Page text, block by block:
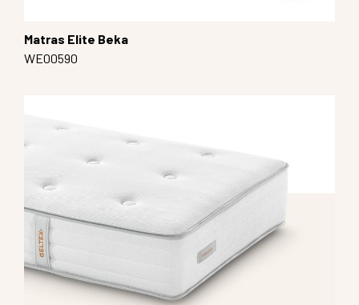
Matras Elite Beka
WE00590